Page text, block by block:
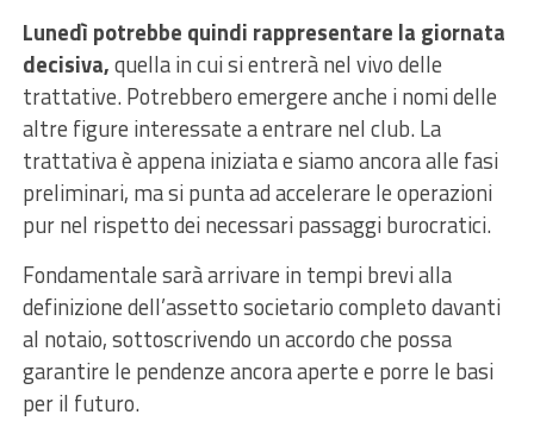
Lunedì potrebbe quindi rappresentare la giornata
decisiva,quella in cui si entrerà nel vivo delle
trattative. Potrebbero emergere anche i nomi delle
altre figure interessate a entrare nel club. La
trattativa è appena iniziata e siamo ancora alle fasi
preliminari, ma si punta ad accelerare le operazioni
pur nel rispetto dei necessari passaggi burocratici.
Fondamentale sarà arrivare in tempi brevi alla
definizione dell’assetto societario completo davanti
al notaio, sottoscrivendo un accordo che possa
garantire le pendenze ancora aperte e porre le basi
per il futuro.